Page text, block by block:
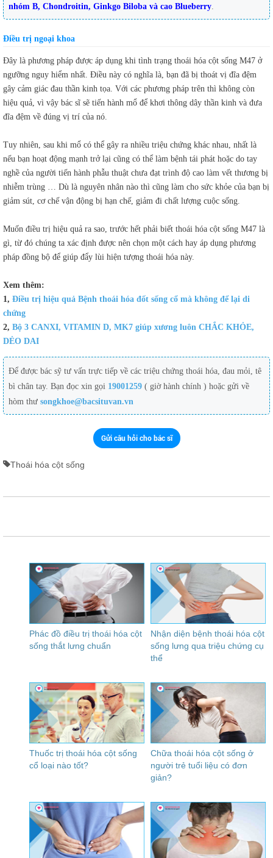
nhóm B, Chondroitin, Ginkgo Biloba và cao Blueberry.
Điều trị ngoại khoa
Đây là phương pháp được áp dụng khi tình trạng thoái hóa cột sống M47 ở
ngưỡng nguy hiểm nhất. Điều này có nghĩa là, bạn đã bị thoát vị đĩa đệm
gây cảm giác đau thần kinh tọa. Với các phương pháp trên thì không còn
hiệu quả, vì vậy bác sĩ sẽ tiến hành mổ để khơi thông dây thần kinh và đưa
đĩa đệm về đúng vị trí của nó.
Tuy nhiên, sau khi mổ có thể gây ra nhiều triệu chứng khác nhau, nhất là
nếu bạn hoạt động mạnh trở lại cũng có thể làm bệnh tái phát hoặc do tay
nghề của người tiến hành phẫu thuật chưa đạt trình độ cao làm vết thương bị
nhiễm trùng … Dù là nguyên nhân nào thì cũng làm cho sức khỏe của bạn bị
giảm sút, cơ chế vận động bị hạn chế, giảm đi chất lượng cuộc sống.
Muốn điều trị hiệu quả ra sao, trước hết phải biết thoái hóa cột sống M47 là
gì, từ đó chúng ta xác định được nên chọn một cách hay áp dụng phương
pháp đồng bộ để giúp đẩy lùi hiện tượng thoái hóa này.
Xem thêm:
1, Điều trị hiệu quả Bệnh thoái hóa đốt sống cổ mà không để lại di
chứng
2, Bộ 3 CANXI, VITAMIN D, MK7 giúp xương luôn CHẮC KHỎE,
DẺO DAI
Để được bác sỹ tư vấn trực tiếp về các triệu chứng thoái hóa, đau mỏi, tê
bì chân tay. Bạn đọc xin gọi 19001259 ( giờ hành chính ) hoặc gửi về
hòm thư songkhoe@bacsituvan.vn
Gửi câu hỏi cho bác sĩ
Thoái hóa cột sống
Phác đồ điều trị thoái hóa cột
sống thắt lưng chuẩn
Nhận diện bệnh thoái hóa cột
sống lưng qua triệu chứng cụ
thể
Thuốc trị thoái hóa cột sống
cổ loại nào tốt?
Chữa thoái hóa cột sống ở
người trẻ tuổi liệu có đơn
giản?